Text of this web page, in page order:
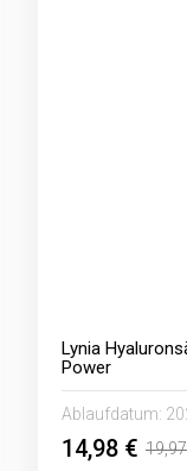
Lynia
Power
Ablaufdatum:
14,98 €